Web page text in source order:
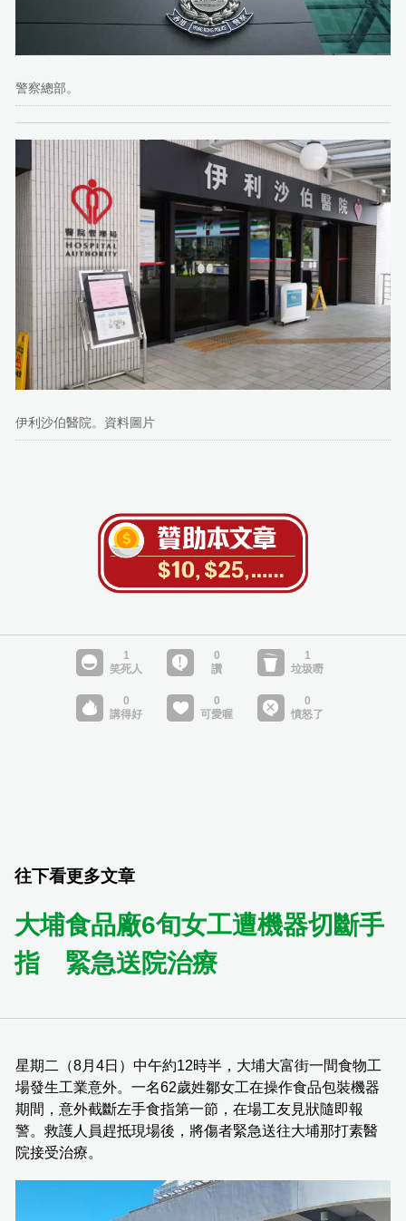
警察總部。
伊利沙伯醫院。資料圖片
往下看更多文章
大埔食品廠6旬女工遭機器切斷手
指 緊急送院治療
星期二（8月4日）中午約12時半，大埔大富街一間食物工
場發生工業意外。一名62歲姓鄒女工在操作食品包裝機器
期間，意外截斷左手食指第一節，在場工友見狀隨即報
警。救護人員趕抵現場後，將傷者緊急送往大埔那打素醫
院接受治療。